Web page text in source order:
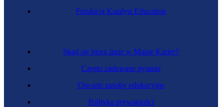
Skąd się biorą dane w Mapie Karier?
Często zadawane pytania
Otwarte zasoby edukacyjne
Polityka prywatności
Fundacja Katalyst Education